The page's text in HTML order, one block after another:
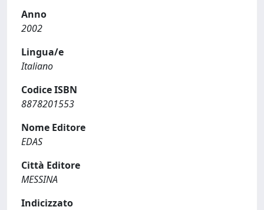
Anno
2002
Lingua/e
Italiano
Codice ISBN
8878201553
Nome Editore
EDAS
Città Editore
MESSINA
Indicizzato